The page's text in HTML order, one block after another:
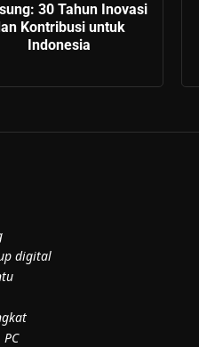
30 Tahun Inovasi
Kontribusi untuk
Indonesia
digital